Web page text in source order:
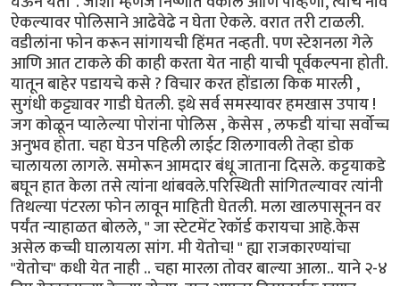
ऐकल्यावर पोलिसाने आढेवेढे न घेता ऐकले. वरात तरी टाळली.
वडीलांना फोन करून सांगायची हिंमत नव्हती. पण स्टेशनला गेले
आणि आत टाकले की काही करता येत नाही याची पूर्वकल्पना होती.
यातून बाहेर पडायचे कसे ? विचार करत होंडाला किक मारली ,
सुगंधी कट्ट्यावर गाडी घेतली. इथे सर्व समस्यावर हमखास उपाय !
जग कोळून प्यालेल्या पोरांना पोलिस , केसेस , लफडी यांचा सर्वोच्च
अनुभव होता. चहा घेउन पहिली लाईट शिलगावली तेव्हा डोक
चालायला लागले. समोरून आमदार बंधू जाताना दिसले. कट्टयाकडे
बघून हात केला तसे त्यांना थांबवले.परिस्थिती सांगितल्यावर त्यांनी
तिथल्या पंटरला फोन लावून माहिती घेतली. मला खालपासूनन वर
पर्यंत न्याहाळत बोलले, " जा स्टेटमेंट रेकॉर्ड करायचा आहे.केस
असेल कच्ची घालायला सांग. मी येतोच! " ह्या राजकारण्यांचा
"येतोच" कधी येत नाही .. चहा मारला तोवर बाल्या आला.. याने २-४